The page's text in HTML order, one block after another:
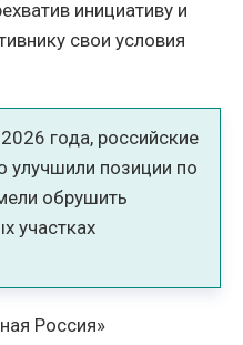
инициативу и
свои условия
года, российские
улучшили позиции по
обрушить
участках
Россия»